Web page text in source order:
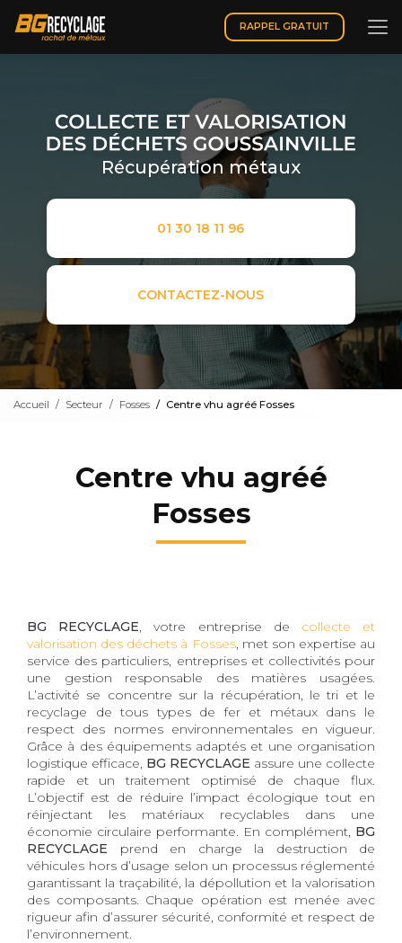
contenu
principal
RAPPEL GRATUIT
Récupération métaux
01 30 18 11 96
CONTACTEZ-NOUS
Accueil Secteur Fosses Centre vhu agréé Fosses
Centre vhu agréé
Fosses
BG RECYCLAGE, votre entreprise de collecte et
valorisation des déchets à Fosses, met son expertise au
service des particuliers, entreprises et collectivités pour
une gestion responsable des matières usagées.
L’activité se concentre sur la récupération, le tri et le
recyclage de tous types de fer et métaux dans le
respect des normes environnementales en vigueur.
Grâce à des équipements adaptés et une organisation
logistique efficace, BG RECYCLAGE assure une collecte
rapide et un traitement optimisé de chaque flux.
L’objectif est de réduire l’impact écologique tout en
réinjectant les matériaux recyclables dans une
économie circulaire performante. En complément, BG
RECYCLAGE prend en charge la destruction de
véhicules hors d’usage selon un processus réglementé
garantissant la traçabilité, la dépollution et la valorisation
des composants. Chaque opération est menée avec
rigueur afin d’assurer sécurité, conformité et respect de
l’environnement.